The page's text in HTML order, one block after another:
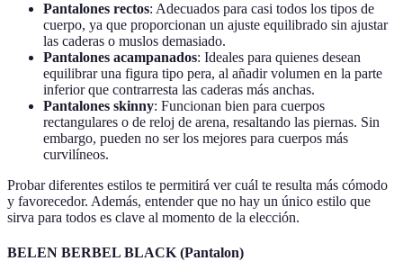
Pantalones rectos: Adecuados para casi todos los tipos de
cuerpo, ya que proporcionan un ajuste equilibrado sin ajustar
las caderas o muslos demasiado.
Pantalones acampanados: Ideales para quienes desean
equilibrar una figura tipo pera, al añadir volumen en la parte
inferior que contrarresta las caderas más anchas.
Pantalones skinny: Funcionan bien para cuerpos
rectangulares o de reloj de arena, resaltando las piernas. Sin
embargo, pueden no ser los mejores para cuerpos más
curvilíneos.
Probar diferentes estilos te permitirá ver cuál te resulta más cómodo
y favorecedor. Además, entender que no hay un único estilo que
sirva para todos es clave al momento de la elección.
BELEN BERBEL BLACK (Pantalon)